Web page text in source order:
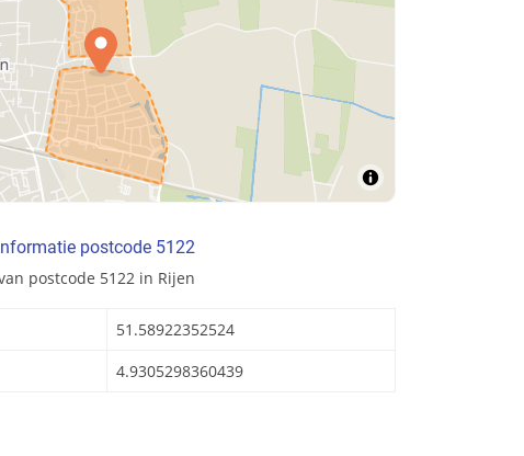
postcode 5122
postcode 5122 in Rijen
51.58922352524
4.9305298360439